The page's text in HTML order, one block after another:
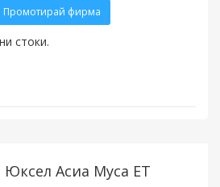
Промотирай фирма
стоки.
Юксел Асиа Муса ЕТ